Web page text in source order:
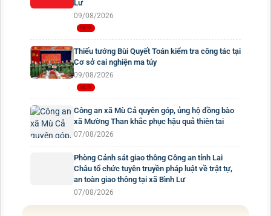
Lư
09/08/2026
Thiếu tướng Bùi Quyết Toán kiểm tra công tác tại
Cơ sở cai nghiện ma túy
09/08/2026
Công an xã Mù Cả quyên góp, ủng hộ đồng bào
xã Mường Than khắc phục hậu quả thiên tai
07/08/2026
Phòng Cảnh sát giao thông Công an tỉnh Lai
Châu tổ chức tuyên truyền pháp luật về trật tự,
an toàn giao thông tại xã Bình Lư
07/08/2026